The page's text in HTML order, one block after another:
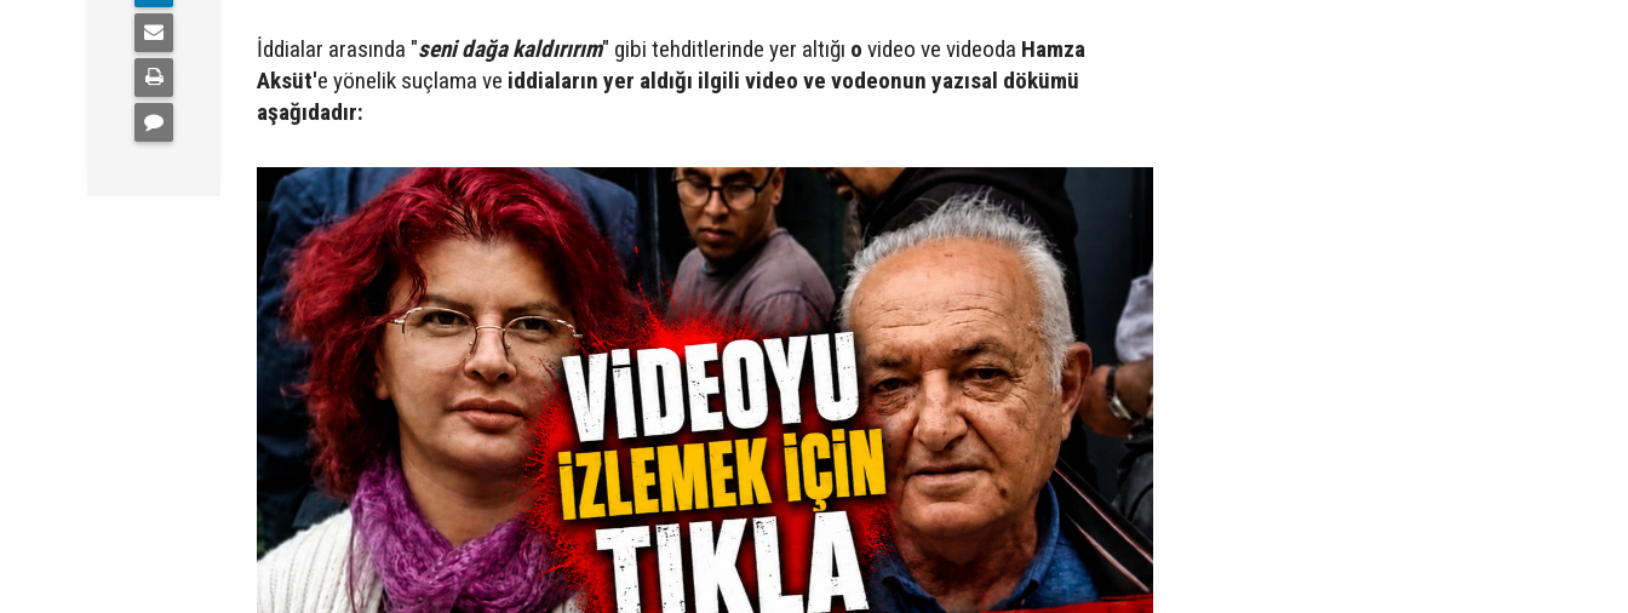
İddialar arasında "seni dağa kaldırırım" gibi tehditlerinde yer altığı o video ve videoda Hamza
Aksüt'e yönelik suçlama ve iddiaların yer aldığı ilgili video ve vodeonun yazısal dökümü
aşağıdadır: